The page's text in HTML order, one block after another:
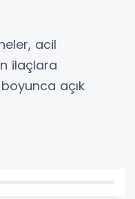
acil
ilaçlara
açık